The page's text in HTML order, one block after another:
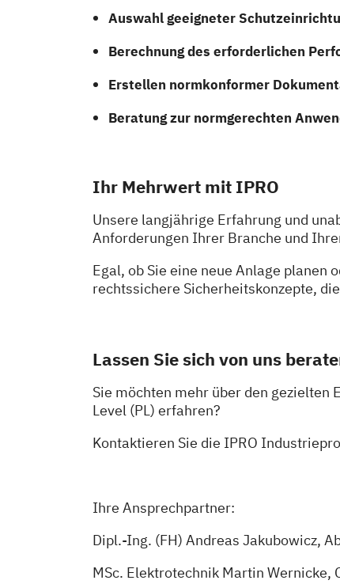
Auswahl geeigneter
Berechnung des erforderlichen
Erstellen normkonformer
Beratung zur normgerechten
Ihr Mehrwert mit IPRO
Unsere langjährige Erfahrung und
Anforderungen Ihrer Branche und
Egal, ob Sie eine neue Anlage
rechtssichere Sicherheitskonzepte,
Lassen Sie sich von uns
Sie möchten mehr über den gezielten
Level (PL) erfahren?
Kontaktieren Sie die IPRO
Ihre Ansprechpartner:
Dipl.-Ing. (FH) Andreas Jakubowicz,
MSc. Elektrotechnik Martin Wernicke,